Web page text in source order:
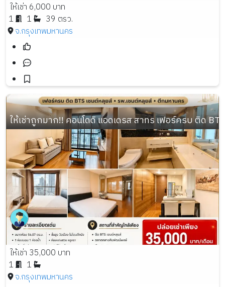
ให้เช่า 6,000 บาท
1
1
39 ตรว.
จ.กรุงเทพมหานคร
ให้เช่าถูกมาก!! คอนโดดิ แอดเดรส สาทร เฟอร์ครบ ติด
ให้เช่า 35,000 บาท
1
1
จ.กรุงเทพมหานคร